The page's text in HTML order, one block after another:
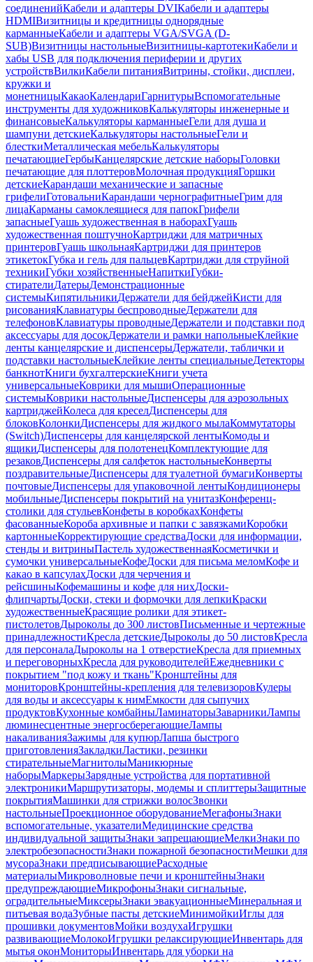
соединенийКабели и адаптеры DVIКабели и адаптеры
HDMIВизитницы и кредитницы однорядные
карманныеКабели и адаптеры VGA/SVGA (D-
SUB)Визитницы настольныеВизитницы-картотекиКабели и
хабы USB для подключения периферии и других
устройствВилкиКабели питанияВитрины, стойки, дисплеи,
кружки и
монетницыКакаоКалендариГарнитурыВспомогательные
инструменты для художниковКалькуляторы инженерные и
финансовыеКалькуляторы карманныеГели для душа и
шампуни детскиеКалькуляторы настольныеГели и
блесткиМеталлическая мебельКалькуляторы
печатающиеГербыКанцелярские детские наборыГоловки
печатающие для плоттеровМолочная продукцияГоршки
детскиеКарандаши механические и запасные
грифелиГотовальниКарандаши чернографитныеГрим для
лицаКарманы самоклеящиеся для папокГрифели
запасныеГуашь художественная в наборахГуашь
художественная поштучноКартриджи для матричных
принтеровГуашь школьнаяКартриджи для принтеров
этикетокГубка и гель для пальцевКартриджи для струйной
техникиГубки хозяйственныеНапиткиГубки-
стирателиДатерыДемонстрационные
системыКипятильникиДержатели для бейджейКисти для
рисованияКлавиатуры беспроводныеДержатели для
телефоновКлавиатуры проводныеДержатели и подставки под
аксессуары для досокДержатели и рамки напольныеКлейкие
ленты канцелярские и диспенсерыДержатели, таблички и
подставки настольныеКлейкие ленты специальныеДетекторы
банкнотКниги бухгалтерскиеКниги учета
универсальныеКоврики для мышиОперационные
системыКоврики настольныеДиспенсеры для аэрозольных
картриджейКолеса для креселДиспенсеры для
блоковКолонкиДиспенсеры для жидкого мылаКоммутаторы
(Switch)Диспенсеры для канцелярской лентыКомоды и
ящикиДиспенсеры для полотенецКомплектующие для
резаковДиспенсеры для салфеток настольныеКонверты
поздравительныеДиспенсеры для туалетной бумагиКонверты
почтовыеДиспенсеры для упаковочной лентыКондиционеры
мобильныеДиспенсеры покрытий на унитазКонференц-
столики для стульевКонфеты в коробкахКонфеты
фасованныеКороба архивные и папки с завязкамиКоробки
картонныеКорректирующие средстваДоски для информации,
стенды и витриныПастель художественнаяКосметички и
сумочки универсальныеКофеДоски для письма меломКофе и
какао в капсулахДоски для черчения и
рейсшиныКофемашины и кофе для нихДоски-
флипчартыДоски, стеки и формочки для лепкиКраски
художественныеКрасящие ролики для этикет-
пистолетовДыроколы до 300 листовПисьменные и чертежные
принадлежностиКресла детскиеДыроколы до 50 листовКресла
для персоналаДыроколы на 1 отверстиеКресла для приемных
и переговорныхКресла для руководителейЕжедневники с
покрытием "под кожу и ткань"Кронштейны для
мониторовКронштейны-крепления для телевизоровКулеры
для воды и аксессуары к нимЕмкости для сыпучих
продуктовКухонные комбайныЛаминаторыЗаварникиЛампы
люминесцентные энергосберегающиеЛампы
накаливанияЗажимы для купюрЛапша быстрого
приготовленияЗакладкиЛастики, резинки
стирательныеМагнитолыМаникюрные
наборыМаркерыЗарядные устройства для портативной
электроникиМаршрутизаторы, модемы и сплиттерыЗащитные
покрытияМашинки для стрижки волосЗвонки
настольныеПроекционное оборудованиеМегафоныЗнаки
вспомогательные, указателиМедицинские средства
индивидуальной защитыЗнаки запрещающиеМелкиЗнаки по
электробезопасностиЗнаки пожарной безопасностиМешки для
мусораЗнаки предписывающиеРасходные
материалыМикроволновые печи и кронштейныЗнаки
предупреждающиеМикрофоныЗнаки сигнальные,
оградительныеМиксерыЗнаки эвакуационныеМинеральная и
питьевая водаЗубные пасты детскиеМинимойкиИглы для
прошивки документовМойки воздухаИгрушки
развивающиеМолокоИгрушки релаксирующиеИнвентарь для
мытья оконМониторыИнвентарь для уборки на